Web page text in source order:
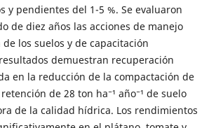
y pendientes del 1-5 %. Se evaluaron
de diez años las acciones de manejo
los suelos y de capacitación
demuestran recuperación
en la reducción de la compactación de
de 28 ton ha⁻¹ año⁻¹ de suelo
de la calidad hídrica. Los rendimientos